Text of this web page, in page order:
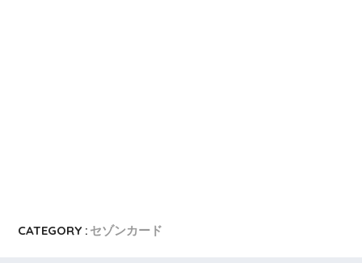
CATEGORY : セゾンカード